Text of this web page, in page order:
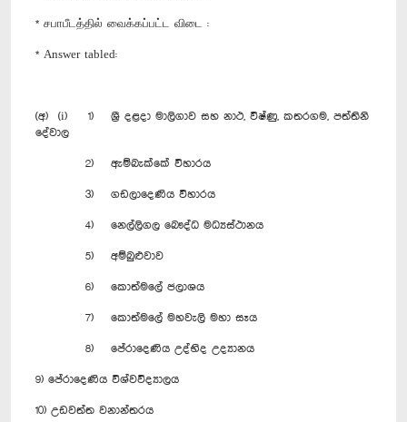
* சபாபீடத்தில் வைக்கப்பட்ட விடை :
* Answer tabled:
(අ) (i) 1) ශ්‍රී දළදා මාලිගාව සහ නාථ, විෂ්ණු, කතරගම, පත්තිනි
දේවාල
2) ඇම්බැක්කේ විහාරය
3) ගඩලාදෙණිය විහාරය
4) නෙල්ලිගල බෞද්ධ මධ්‍යස්ථානය
5) අම්බුළුවාව
6) කොත්මලේ ජලාශය
7) කොත්මලේ මහවැලි මහා සෑය
8) පේරාදෙණිය උද්භිද උද්‍යානය
9) පේරාදෙණිය විශ්වවිද්‍යාලය
10) උඩවත්ත වනාන්තරය